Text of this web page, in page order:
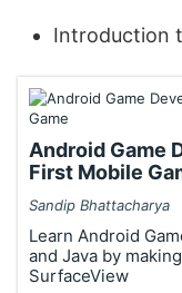
Introduction
Android Game
First Mobile
Sandip Bhattacharya
Learn Android
and Java by
SurfaceView